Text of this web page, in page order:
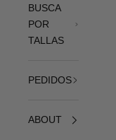
BUSCA
POR
TALLAS
PEDIDOS
ABOUT